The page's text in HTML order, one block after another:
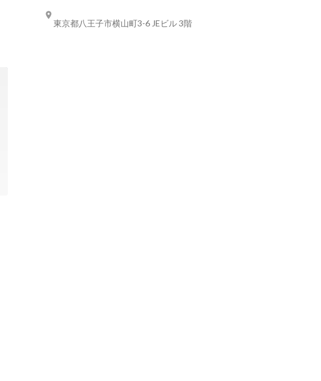
東京都八王子市横山町3-6 JEビル 3階